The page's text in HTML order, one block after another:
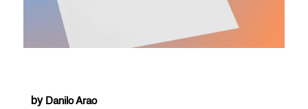
by Danilo Arao